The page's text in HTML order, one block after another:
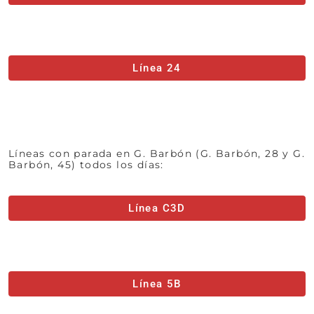
Línea 24
Líneas con parada en G. Barbón (G. Barbón, 28 y G.
Barbón, 45) todos los días:
Línea C3D
Línea 5B